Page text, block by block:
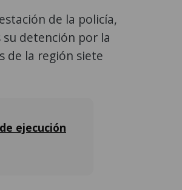
de la policía,
detención por la
de la región siete
ejecución